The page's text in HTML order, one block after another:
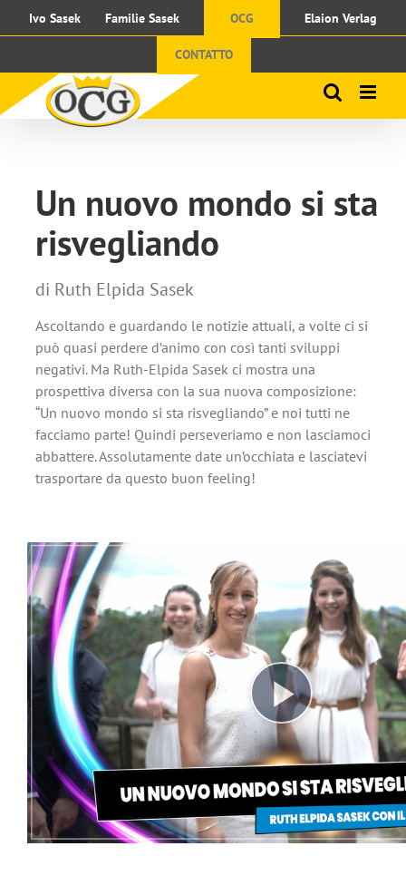
to
Ivo Sasek Familie Sasek OCG Elaion Verlag
CONTATTO
Un nuovo mondo si sta
risvegliando
di Ruth Elpida Sasek
Ascoltando e guardando le notizie attuali, a volte ci si
può quasi perdere d’animo con così tanti sviluppi
negativi. Ma Ruth-Elpida Sasek ci mostra una
prospettiva diversa con la sua nuova composizione:
“Un nuovo mondo si sta risvegliando” e noi tutti ne
facciamo parte! Quindi perseveriamo e non lasciamoci
abbattere. Assolutamente date un’occhiata e lasciatevi
trasportare da questo buon feeling!